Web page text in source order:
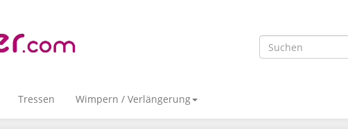
Tressen Wimpern / Verlängerung